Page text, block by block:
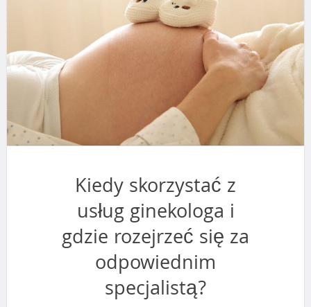
Kiedy skorzystać z
usług ginekologa i
gdzie rozejrzeć się za
odpowiednim
specjalistą?